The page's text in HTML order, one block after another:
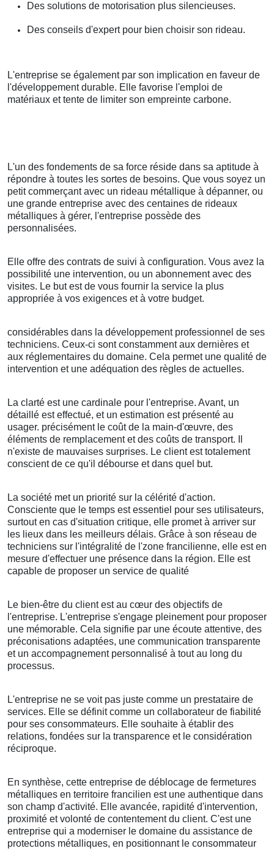
Des solutions de motorisation plus silencieuses.
Des conseils d'expert pour bien choisir son rideau.
L'entreprise se également par son implication en faveur de
l'développement durable. Elle favorise l'emploi de
matériaux et tente de limiter son empreinte carbone.
L'un des fondements de sa force réside dans sa aptitude à
répondre à toutes les sortes de besoins. Que vous soyez un
petit commerçant avec un rideau métallique à dépanner, ou
une grande entreprise avec des centaines de rideaux
métalliques à gérer, l'entreprise possède des
personnalisées.
Elle offre des contrats de suivi à configuration. Vous avez la
possibilité une intervention, ou un abonnement avec des
visites. Le but est de vous fournir la service la plus
appropriée à vos exigences et à votre budget.
considérables dans la développement professionnel de ses
techniciens. Ceux-ci sont constamment aux dernières et
aux réglementaires du domaine. Cela permet une qualité de
intervention et une adéquation des règles de actuelles.
La clarté est une cardinale pour l'entreprise. Avant, un
détaillé est effectué, et un estimation est présenté au
usager. précisément le coût de la main-d'œuvre, des
éléments de remplacement et des coûts de transport. Il
n'existe de mauvaises surprises. Le client est totalement
conscient de ce qu'il débourse et dans quel but.
La société met un priorité sur la célérité d'action.
Consciente que le temps est essentiel pour ses utilisateurs,
surtout en cas d'situation critique, elle promet à arriver sur
les lieux dans les meilleurs délais. Grâce à son réseau de
techniciens sur l'intégralité de l'zone francilienne, elle est en
mesure d'effectuer une présence dans la région. Elle est
capable de proposer un service de qualité
Le bien-être du client est au cœur des objectifs de
l'entreprise. L'entreprise s'engage pleinement pour proposer
une mémorable. Cela signifie par une écoute attentive, des
préconisations adaptées, une communication transparente
et un accompagnement personnalisé à tout au long du
processus.
L'entreprise ne se voit pas juste comme un prestataire de
services. Elle se définit comme un collaborateur de fiabilité
pour ses consommateurs. Elle souhaite à établir des
relations, fondées sur la transparence et le considération
réciproque.
En synthèse, cette entreprise de déblocage de fermetures
métalliques en territoire francilien est une authentique dans
son champ d'activité. Elle avancée, rapidité d'intervention,
proximité et volonté de contentement du client. C'est une
entreprise qui a moderniser le domaine du assistance de
protections métalliques, en positionnant le consommateur